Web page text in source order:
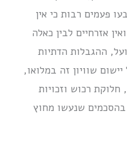
פעמים רבות כי אין
אזרחיים לבין כאלה
ההגבלות הדתיות
שוויון זה במלואו,
רכוש וזכויות
בהסכמים שנעשו מחוץ